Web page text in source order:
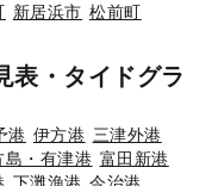
新居浜市 松前町
表・タイドグラ
港 伊方港 三津外港
島・有津港 富田新港
下灘漁港 今治港